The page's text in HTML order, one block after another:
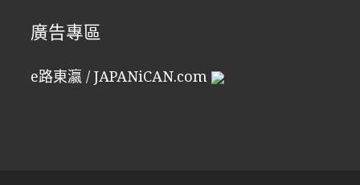
廣告專區
e路東瀛 / JAPANiCAN.com